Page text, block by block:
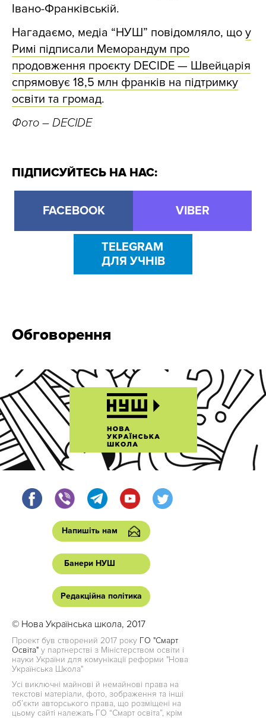
Івано-Франківській.
Нагадаємо, медіа “НУШ” повідомляло, що у
Римі підписали Меморандум про
продовження проєкту DECIDE — Швейцарія
спрямовує 18,5 млн франків на підтримку
освіти та громад.
Фото – DECIDE
ПІДПИСУЙТЕСЬ НА НАС:
FACEBOOK VIBER
TELEGRAM
ДЛЯ УЧНІВ
Обговорення
Напишіть нам
Банери НУШ
Редакційна політика
© Нова Українська школа, 2017
Проект був створений 2017 року ГО "Смарт
Освіта" у партнерстві з Міністерством освіти і
науки України для комунікації реформи "Нова
Українська Школа"
Усі виключні майнові й немайнові права на
текстові матеріали, фото, зображення та інші
об’єкти авторського права, що розміщені на
цьому сайті належать ГО “Смарт освіта”, крім